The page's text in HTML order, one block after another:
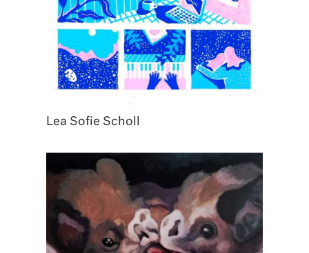
Lea Sofie Scholl